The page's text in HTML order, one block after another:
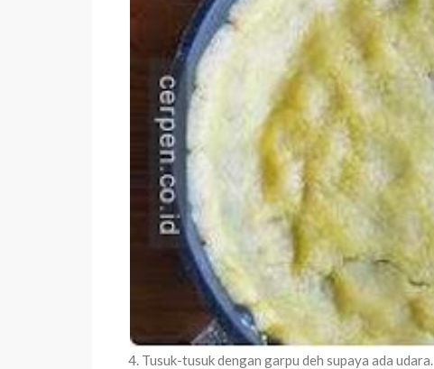
4. Tusuk-tusuk dengan garpu deh supaya ada udara.